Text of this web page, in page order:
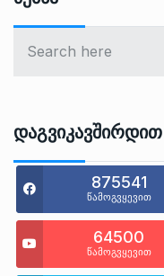
Დაგვიკავშირდით
875541
წამოგვყევით
64500
წამოგვყევით